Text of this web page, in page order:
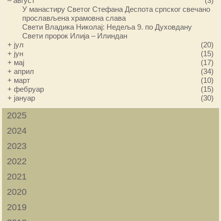
У манастиру Светог Стефана Деспота српског свечано
прослављена храмовна слава
Свети Владика Николај: Недеља 9. по Духовдану
Свети пророк Илија – Илиндан
+ јул
(20)
+ јун
(15)
+ мај
(17)
+април
(34)
+ март
(10)
+фебруар
(15)
+ јануар (30)
2025
2024
2023
2022
2021
2020
2019